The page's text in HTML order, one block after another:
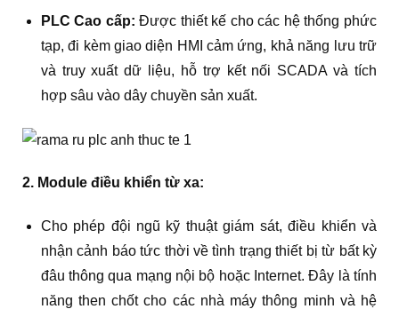
PLC Cao cấp: Được thiết kế cho các hệ thống phức
tạp, đi kèm giao diện HMI cảm ứng, khả năng lưu trữ
và truy xuất dữ liệu, hỗ trợ kết nối SCADA và tích
hợp sâu vào dây chuyền sản xuất.
2. Module điều khiển từ xa:
Cho phép đội ngũ kỹ thuật giám sát, điều khiển và
nhận cảnh báo tức thời về tình trạng thiết bị từ bất kỳ
đâu thông qua mạng nội bộ hoặc Internet. Đây là tính
năng then chốt cho các nhà máy thông minh và hệ